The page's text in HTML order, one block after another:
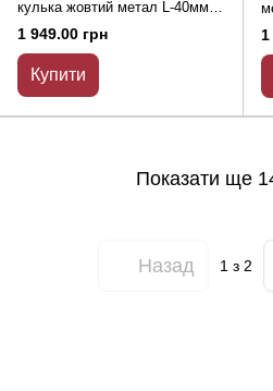
кулька жовтий метал L-40мм
390г
1 949.00 грн
Купити
1
Показати ще
Назад 1з 2